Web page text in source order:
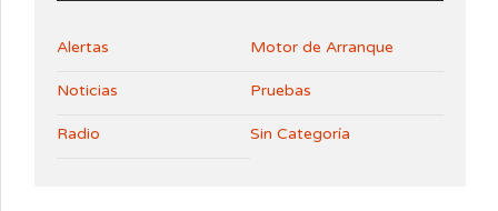
Alertas Motor de Arranque
Noticias Pruebas
Radio Sin Categoría